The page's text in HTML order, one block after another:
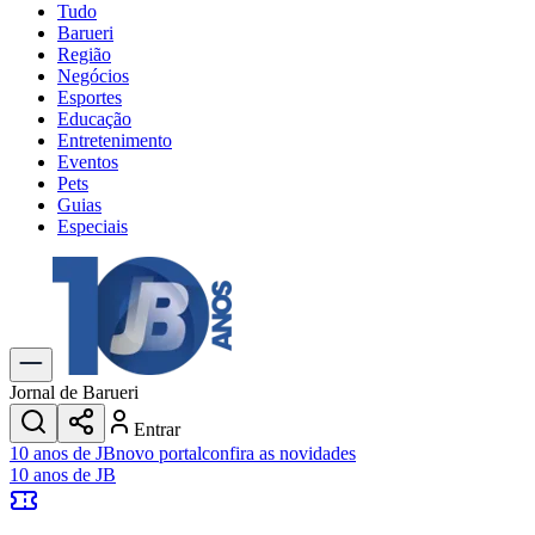
Tudo
Barueri
Região
Negócios
Esportes
Educação
Entretenimento
Eventos
Pets
Guias
Especiais
Explore Tudo
Últimas Notícias
Previsão do Tempo
Trânsito e Rotas
Dia a Dia & Lazer
Transportes
Gastronomia
Cinema & Shows
JogosNovo
Jornal de Barueri
Entrar
10 anos de JBnovo portalconfira as novidades
10 anos de JB